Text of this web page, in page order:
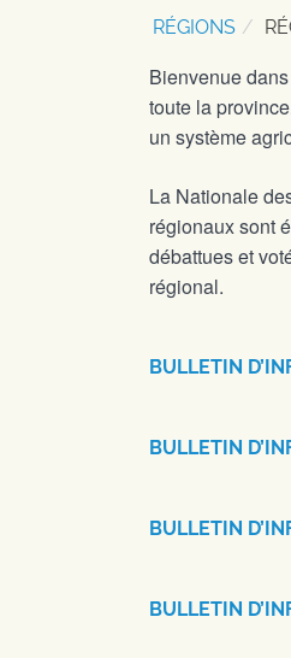
RÉGIONS
Bienvenue
toute la
un système
La Nationale
régionaux sont
débattues et
régional.
BULLETIN
BULLETIN
BULLETIN
BULLETIN